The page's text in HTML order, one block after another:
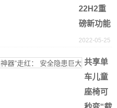
22H2重
磅新功能
2022-05-25
共享单
车儿童
座椅可